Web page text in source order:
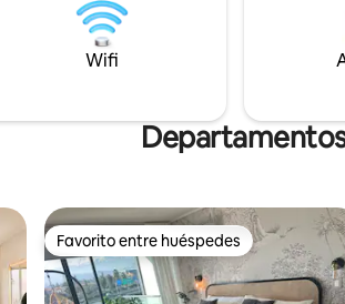
Wifi
Favorito entre huéspedes
Favorito entre huéspedes